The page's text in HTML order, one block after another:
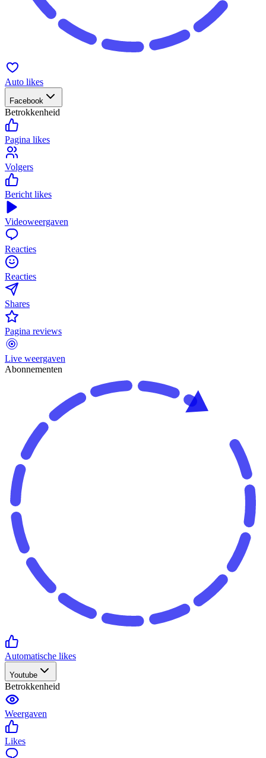
Auto likes
Facebook
Betrokkenheid
Pagina likes
Volgers
Bericht likes
Videoweergaven
Reacties
Reacties
Shares
Pagina reviews
Live weergaven
Abonnementen
Automatische likes
Youtube
Betrokkenheid
Weergaven
Likes